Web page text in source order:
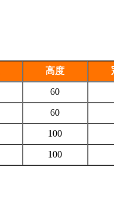
高度
60
60
100
100